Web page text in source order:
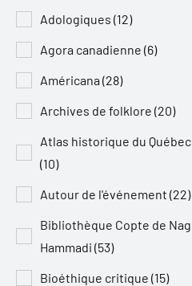
Adologiques (12)
Agora canadienne (6)
Américana (28)
Archives de folklore (20)
Atlas historique du Québec
(10)
Autour de l'événement (22)
Bibliothèque Copte de Nag
Hammadi (53)
Bioéthique critique (15)